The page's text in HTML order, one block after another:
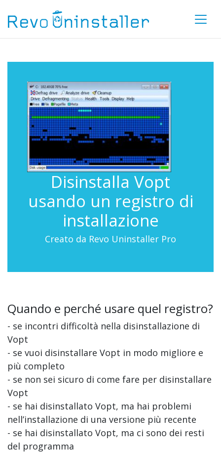
Disinstalla Vopt
usando un registro di
installazione
Creato da Revo Uninstaller Pro
Quando e perché usare quel registro?
- se incontri difficoltà nella disinstallazione di
Vopt
- se vuoi disinstallare Vopt in modo migliore e
più completo
- se non sei sicuro di come fare per disinstallare
Vopt
- se hai disinstallato Vopt, ma hai problemi
nell’installazione di una versione più recente
- se hai disinstallato Vopt, ma ci sono dei resti
del programma